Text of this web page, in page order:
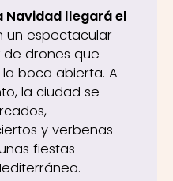
Navidad llegará el
un espectacular
drones que
boca abierta. A
la ciudad se
y verbenas
fiestas